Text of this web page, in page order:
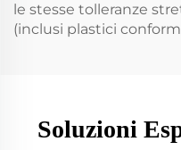
le stesse tolleranze
(inclusi plastici
Soluzioni